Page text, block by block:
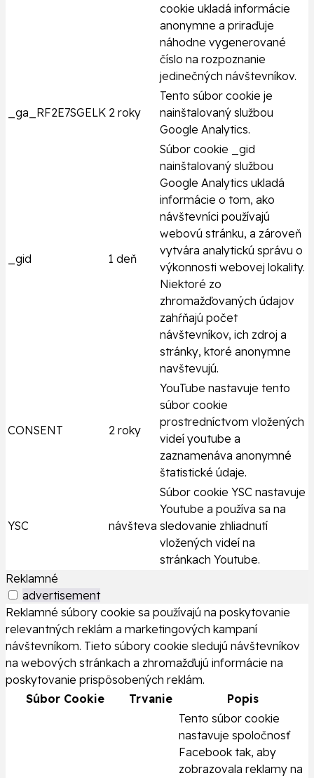
cookie ukladá informácie
anonymne a priraďuje
náhodne vygenerované
číslo na rozpoznanie
jedinečných návštevníkov.
_ga_RF2E7SGELK 2 roky
Tento súbor cookie je
nainštalovaný službou
Google Analytics.
_gid 1 deň
Súbor cookie _gid
nainštalovaný službou
Google Analytics ukladá
informácie o tom, ako
návštevníci používajú
webovú stránku, a zároveň
vytvára analytickú správu o
výkonnosti webovej lokality.
Niektoré zo
zhromažďovaných údajov
zahŕňajú počet
návštevníkov, ich zdroj a
stránky, ktoré anonymne
navštevujú.
CONSENT 2 roky
YouTube nastavuje tento
súbor cookie
prostredníctvom vložených
videí youtube a
zaznamenáva anonymné
štatistické údaje.
YSC návšteva
Súbor cookie YSC nastavuje
Youtube a používa sa na
sledovanie zhliadnutí
vložených videí na
stránkach Youtube.
Reklamné
advertisement
Reklamné súbory cookie sa používajú na poskytovanie
relevantných reklám a marketingových kampaní
návštevníkom. Tieto súbory cookie sledujú návštevníkov
na webových stránkach a zhromažďujú informácie na
poskytovanie prispôsobených reklám.
Súbor Cookie
Trvanie Popis
Tento súbor cookie
nastavuje spoločnosť
Facebook tak, aby
zobrazovala reklamy na